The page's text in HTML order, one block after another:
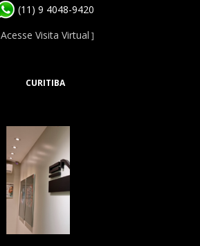
(11) 9 4048-9420
Acesse Visita Virtual ]
CURITIBA